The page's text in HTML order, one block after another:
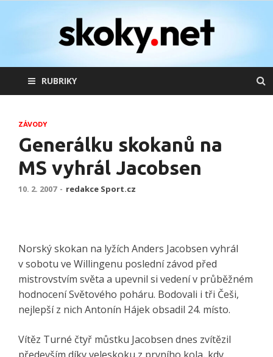
skoky.net
skoky na lyžích
RUBRIKY
ZÁVODY
Generálku skokanů na
MS vyhrál Jacobsen
10. 2. 2007 - redakce Sport.cz
Norský skokan na lyžích Anders Jacobsen vyhrál
v sobotu ve Willingenu poslední závod před
mistrovstvím světa a upevnil si vedení v průběžném
hodnocení Světového poháru. Bodovali i tři Češi,
nejlepší z nich Antonín Hájek obsadil 24. místo.
Vítěz Turné čtyř můstku Jacobsen dnes zvítězil